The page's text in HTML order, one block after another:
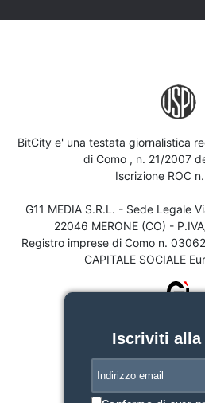
BitCity e' una testata giornalistica
di Como , n. 21/2007
Iscrizione ROC
G11 MEDIA S.R.L. - Sede Legale
22046 MERONE (CO) -
Registro imprese di Como n.
CAPITALE SOCIALE
Iscriviti alla